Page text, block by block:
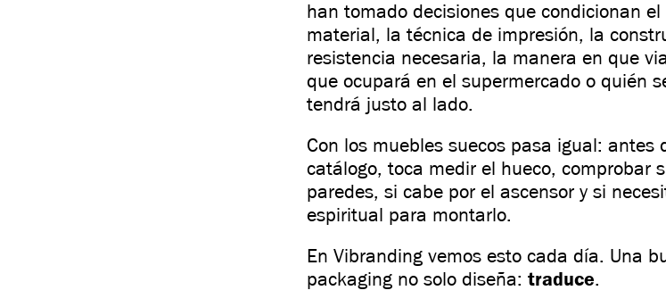
han tomado decisiones que condicionan
material, la técnica de impresión, la
resistencia necesaria, la manera en que
que ocupará en el supermercado o quién
tendrá justo al lado.
Con los muebles suecos pasa igual: antes
catálogo, toca medir el hueco, comprobar
paredes, si cabe por el ascensor y si
espiritual para montarlo.
En Vibranding vemos esto cada día. Una
packaging no solo diseña:traduce.